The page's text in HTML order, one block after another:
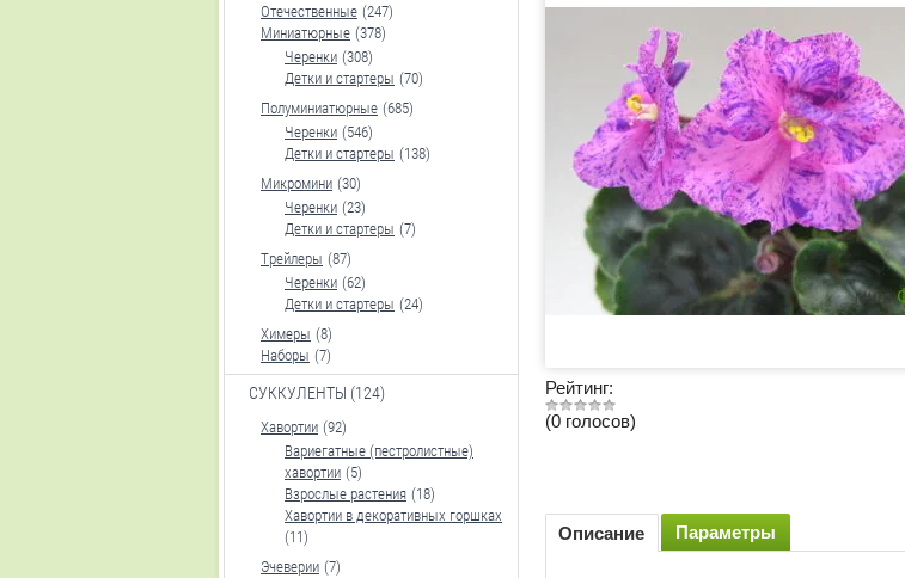
Отечественные (247)
Миниатюрные (378)
Черенки (308)
Детки и стартеры (70)
Полуминиатюрные (685)
Черенки (546)
Детки и стартеры (138)
Микромини (30)
Черенки (23)
Детки и стартеры (7)
Трейлеры (87)
Черенки (62)
Детки и стартеры (24)
Химеры (8)
Наборы (7)
СУККУЛЕНТЫ (124)
Хавортии (92)
Вариегатные (пестролистные)
хавортии (5)
Взрослые растения (18)
Хавортии в декоративных горшках
(11)
Эчеверии (7)
Рейтинг:
(0 голосов)
Описание Параметры